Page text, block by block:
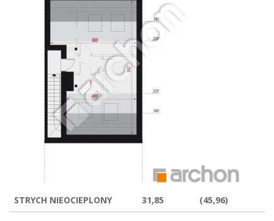
STRYCH NIEOCIEPLONY 31,85 (45,96)